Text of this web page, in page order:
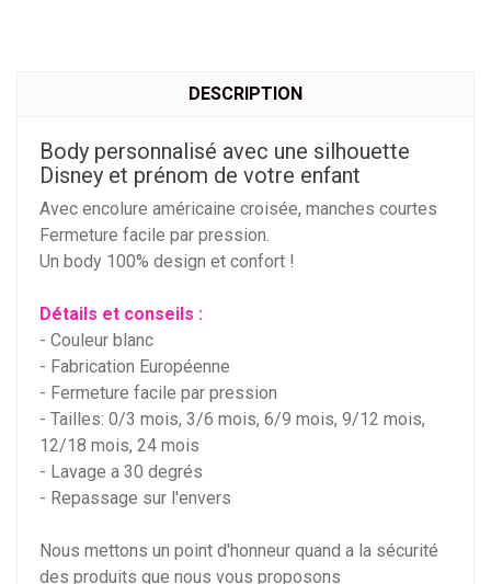
DESCRIPTION
Body personnalisé avec une silhouette
Disney et prénom de votre enfant
Avec encolure américaine croisée, manches courtes
Fermeture facile par pression.
Un body 100% design et confort !
Détails et conseils :
- Couleur blanc
- Fabrication Européenne
- Fermeture facile par pression
- Tailles: 0/3 mois, 3/6 mois, 6/9 mois, 9/12 mois,
12/18 mois, 24 mois
- Lavage a 30 degrés
- Repassage sur l'envers
Nous mettons un point d'honneur quand a la sécurité
des produits que nous vous proposons